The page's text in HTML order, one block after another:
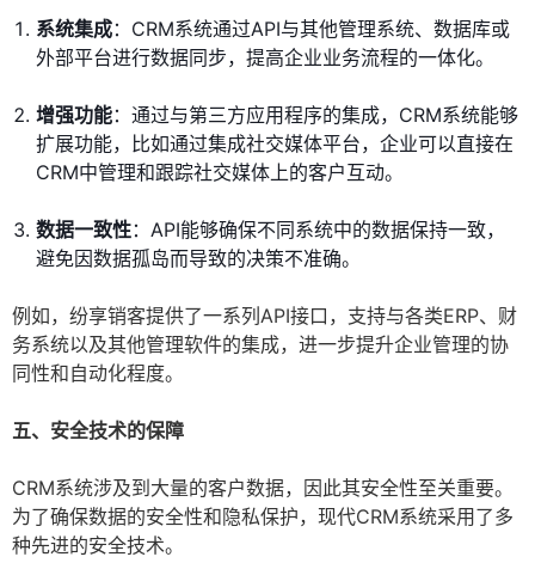
系统集成：CRM系统通过API与其他管理系统、数据库或
外部平台进行数据同步，提高企业业务流程的一体化。
增强功能：通过与第三方应用程序的集成，CRM系统能够
扩展功能，比如通过集成社交媒体平台，企业可以直接在
CRM中管理和跟踪社交媒体上的客户互动。
数据一致性：API能够确保不同系统中的数据保持一致，
避免因数据孤岛而导致的决策不准确。
例如，纷享销客提供了一系列API接口，支持与各类ERP、财
务系统以及其他管理软件的集成，进一步提升企业管理的协
同性和自动化程度。
五、安全技术的保障
CRM系统涉及到大量的客户数据，因此其安全性至关重要。
为了确保数据的安全性和隐私保护，现代CRM系统采用了多
种先进的安全技术。